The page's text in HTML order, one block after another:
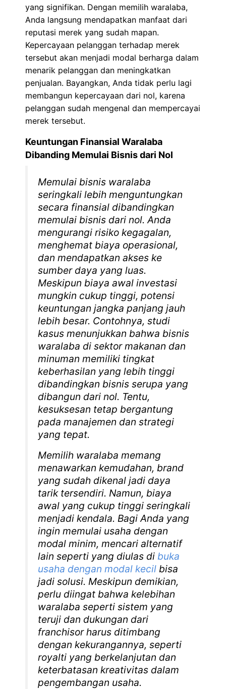
yang signifikan. Dengan memilih waralaba,
Anda langsung mendapatkan manfaat dari
reputasi merek yang sudah mapan.
Kepercayaan pelanggan terhadap merek
tersebut akan menjadi modal berharga dalam
menarik pelanggan dan meningkatkan
penjualan. Bayangkan, Anda tidak perlu lagi
membangun kepercayaan dari nol, karena
pelanggan sudah mengenal dan mempercayai
merek tersebut.
Keuntungan Finansial Waralaba
Dibanding Memulai Bisnis dari Nol
Memulai bisnis waralaba
seringkali lebih menguntungkan
secara finansial dibandingkan
memulai bisnis dari nol. Anda
mengurangi risiko kegagalan,
menghemat biaya operasional,
dan mendapatkan akses ke
sumber daya yang luas.
Meskipun biaya awal investasi
mungkin cukup tinggi, potensi
keuntungan jangka panjang jauh
lebih besar. Contohnya, studi
kasus menunjukkan bahwa bisnis
waralaba di sektor makanan dan
minuman memiliki tingkat
keberhasilan yang lebih tinggi
dibandingkan bisnis serupa yang
dibangun dari nol. Tentu,
kesuksesan tetap bergantung
pada manajemen dan strategi
yang tepat.
Memilih waralaba memang
menawarkan kemudahan, brand
yang sudah dikenal jadi daya
tarik tersendiri. Namun, biaya
awal yang cukup tinggi seringkali
menjadi kendala. Bagi Anda yang
ingin memulai usaha dengan
modal minim, mencari alternatif
lain seperti yang diulas di buka
usaha dengan modal kecil bisa
jadi solusi. Meskipun demikian,
perlu diingat bahwa kelebihan
waralaba seperti sistem yang
teruji dan dukungan dari
franchisor harus ditimbang
dengan kekurangannya, seperti
royalti yang berkelanjutan dan
keterbatasan kreativitas dalam
pengembangan usaha.